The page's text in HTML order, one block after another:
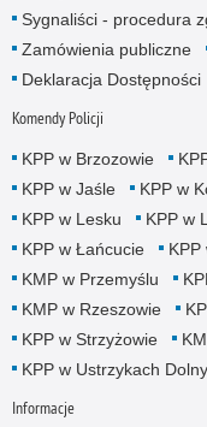
Sygnaliści - procedura
Zamówienia publiczne
Deklaracja Dostępności
Komendy Policji
KPP w Brzozowie
KPP w Jaśle
KPP w
KPP w Lesku
KPP w
KPP w Łańcucie
KPP
KMP w Przemyślu
KMP w Rzeszowie
KPP w Strzyżowie
KPP w Ustrzykach
Informacje